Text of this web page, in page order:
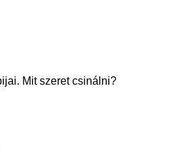
Mit szeret csinálni?